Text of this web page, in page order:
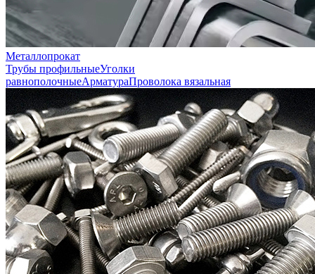
Металлопрокат
Трубы профильныеУголки
равнополочныеАрматураПроволока вязальная